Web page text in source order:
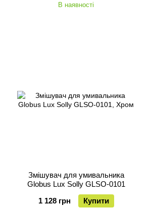
В наявності
Змішувач для умивальника
Globus Lux Solly GLSO-0101
1 128 грн
Купити